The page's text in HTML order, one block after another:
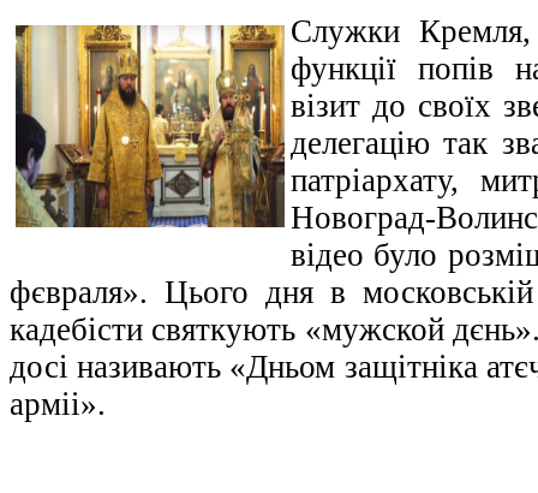
Служки Кремля,
функції попів
візит до своїх
делегацію так
патріархату,
Новоград-
відео було
фєвраля». Цього дня в московській
кадебісти святкують «мужской
досі називають «Дньом защітніка
арміі».